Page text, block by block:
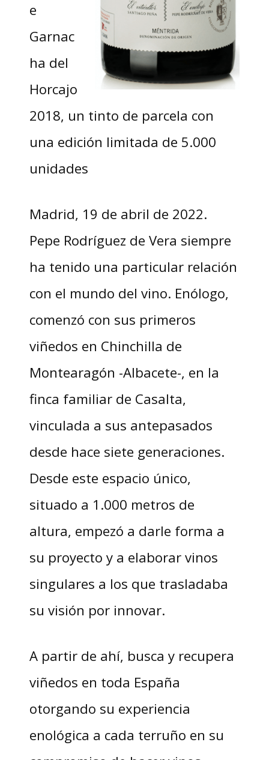
e
Garnac
ha del
Horcajo
2018, un tinto de parcela con
una edición limitada de 5.000
unidades
Madrid, 19 de abril de 2022.
Pepe Rodríguez de Vera siempre
ha tenido una particular relación
con el mundo del vino. Enólogo,
comenzó con sus primeros
viñedos en Chinchilla de
Montearagón -Albacete-, en la
finca familiar de Casalta,
vinculada a sus antepasados
desde hace siete generaciones.
Desde este espacio único,
situado a 1.000 metros de
altura, empezó a darle forma a
su proyecto y a elaborar vinos
singulares a los que trasladaba
su visión por innovar.
A partir de ahí, busca y recupera
viñedos en toda España
otorgando su experiencia
enológica a cada terruño en su